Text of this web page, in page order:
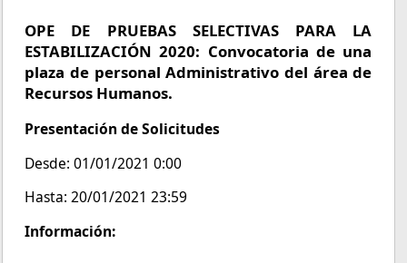
OPE DE PRUEBAS SELECTIVAS PARA LA
ESTABILIZACIÓN 2020: Convocatoria de una
plaza de personal Administrativo del área de
Recursos Humanos.
Presentación de Solicitudes
Desde: 01/01/2021 0:00
Hasta: 20/01/2021 23:59
Información: